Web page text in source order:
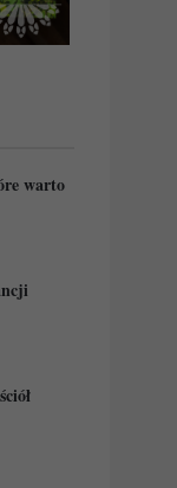
warto